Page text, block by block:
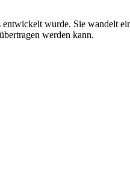
wurde. Sie wandelt
werden kann.